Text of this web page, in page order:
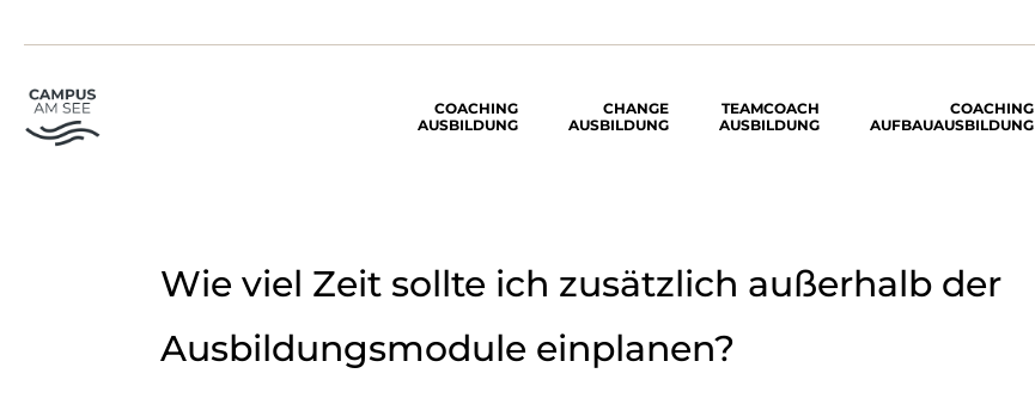
COACHING
AUSBILDUNG
CHANGE
AUSBILDUNG
TEAMCOACH
AUSBILDUNG
COACHING
AUFBAUAUSBILDUNG
Wie viel Zeit sollte ich zusätzlich außerhalb der
Ausbildungsmodule einplanen?